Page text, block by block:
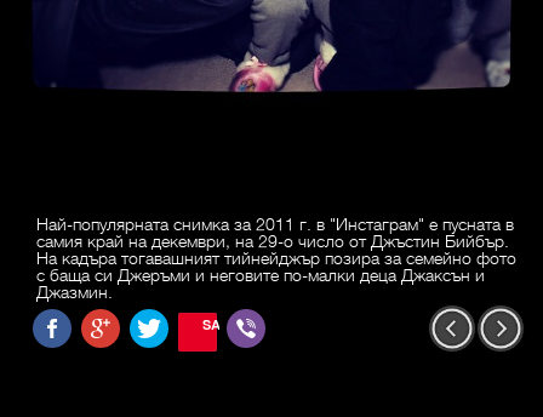
Най-популярната снимка за 2011 г. в "Инстаграм" е пусната в
самия край на декември, на 29-о число от Джъстин Бийбър.
На кадъра тогавашният тийнейджър позира за семейно фото
с баща си Джеръми и неговите по-малки деца Джаксън и
Джазмин.
SAVE